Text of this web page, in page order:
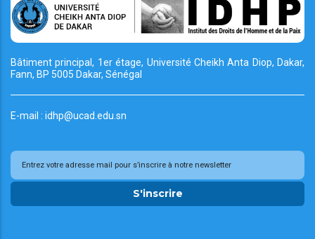
Bâtiment principal, 1er étage, Université CheikhAnta Diop, Dakar,
Fann, BP 5005 Dakar, Sénégal
E-mail : idhp@ucad.edu.sn
S'inscrire